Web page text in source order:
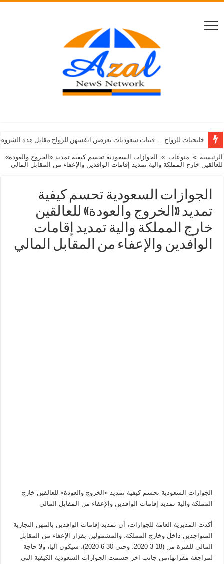
خليجيات للزواج … فتيات سعوديات يعرضن انفسهن للزواج مقابل هذه
الرئيسية » منوعات »
الجوازات السعودية تحسم كيفية تمديد «الخروج والعودة»
للعالقين خارج المملكة والية تمديد إقامات الوافدين والإعفاء من المقابل المالي
الجوازات السعودية تحسم كيفية
تمديد «الخروج والعودة» للعالقين
خارج المملكة والية تمديد إقامات
الوافدين والإعفاء من المقابل المالي
الجوازات السعودية تحسم كيفية تمديد «الخروج والعودة» للعالقين خارج
المملكة والية تمديد إقامات الوافدين والإعفاء من المقابل المالي
أكدت المديرية العامة للجوازات، أن تمديد إقامات الوافدين بالمهن التجارية
المتواجدين داخل وخارج المملكة، والمشمولين بقرار الإعفاء من المقابل
المالي للفترة من (18-3-2020، وحتى 30-6-2020)، سيكون آليا، ولا حاجة
لمراجعة مقراتها،من جانب اخر حسمت الجوازات السعودية الكيفية التي